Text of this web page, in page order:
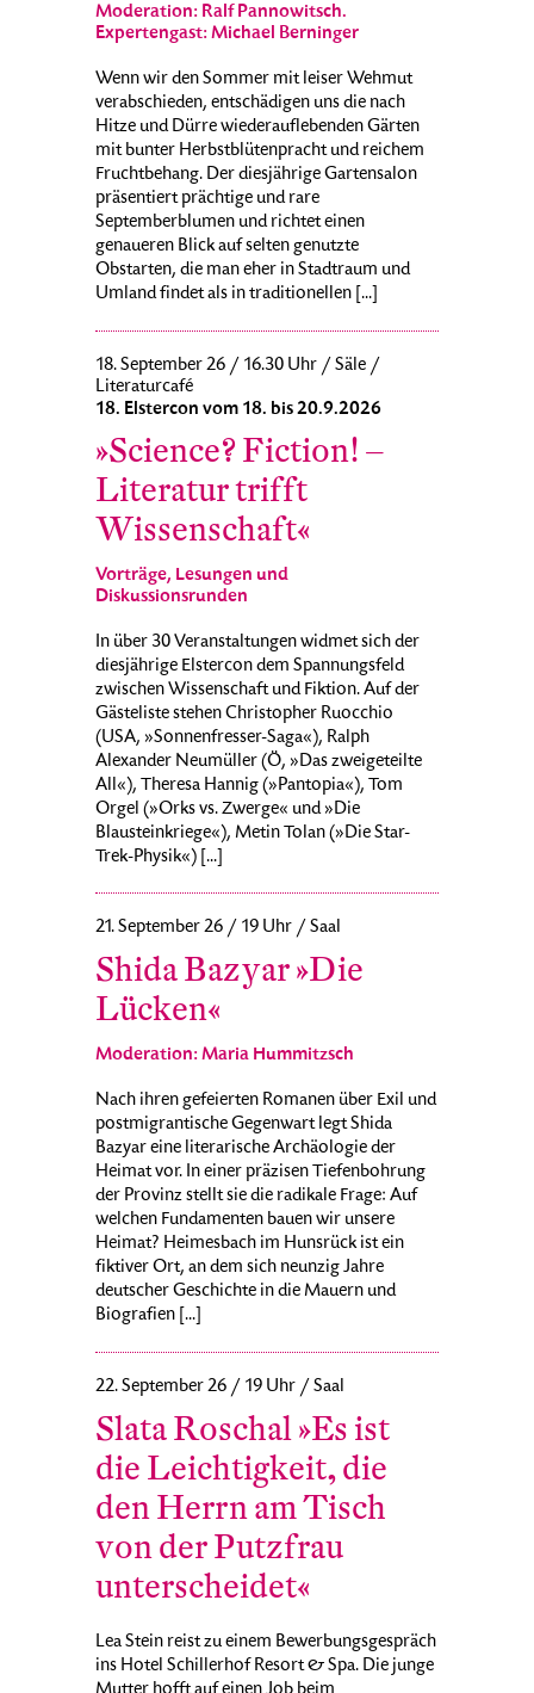
Moderation: Ralf Pannowitsch.
Expertengast: Michael Berninger
Wenn wir den Sommer mit leiser Wehmut
verabschieden, entschädigen uns die nach
Hitze und Dürre wiederauflebenden Gärten
mit bunter Herbstblütenpracht und reichem
Fruchtbehang. Der diesjährige Gartensalon
präsentiert prächtige und rare
Septemberblumen und richtet einen
genaueren Blick auf selten genutzte
Obstarten, die man eher in Stadtraum und
Umland findet als in traditionellen [...]
18. September 26 / 16.30 Uhr / Säle /
Literaturcafé
18. Elstercon vom 18. bis 20.9.2026
»Science? Fiction! –
Literatur trifft
Wissenschaft«
Vorträge, Lesungen und
Diskussionsrunden
In über 30 Veranstaltungen widmet sich der
diesjährige Elstercon dem Spannungsfeld
zwischen Wissenschaft und Fiktion. Auf der
Gästeliste stehen Christopher Ruocchio
(USA, »Sonnenfresser-Saga«), Ralph
Alexander Neumüller (Ö, »Das zweigeteilte
All«), Theresa Hannig (»Pantopia«), Tom
Orgel (»Orks vs. Zwerge« und »Die
Blausteinkriege«), Metin Tolan (»Die Star-
Trek-Physik«) [...]
21. September 26 / 19 Uhr / Saal
Shida Bazyar »Die
Lücken«
Moderation: Maria Hummitzsch
Nach ihren gefeierten Romanen über Exil und
postmigrantische Gegenwart legt Shida
Bazyar eine literarische Archäologie der
Heimat vor. In einer präzisen Tiefenbohrung
der Provinz stellt sie die radikale Frage: Auf
welchen Fundamenten bauen wir unsere
Heimat? Heimesbach im Hunsrück ist ein
fiktiver Ort, an dem sich neunzig Jahre
deutscher Geschichte in die Mauern und
Biografien [...]
22. September 26 / 19 Uhr / Saal
Slata Roschal »Es ist
die Leichtigkeit, die
den Herrn am Tisch
von der Putzfrau
unterscheidet«
Lea Stein reist zu einem Bewerbungsgespräch
ins Hotel Schillerhof Resort & Spa. Die junge